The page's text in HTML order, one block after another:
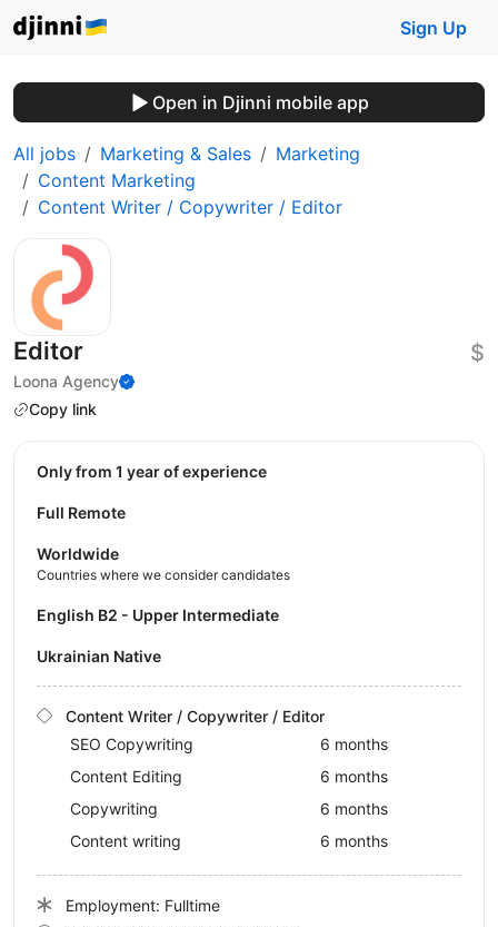
Sign Up
Open in Djinni mobile app
All jobs Marketing & Sales
Marketing
Content Marketing
Content Writer / Copywriter / Editor
Editor
Loona Agency
Copy link
$
Only from 1 year of experience
Full Remote
Worldwide
Countries where we consider candidates
English B2 - Upper Intermediate
Ukrainian Native
Content Writer / Copywriter / Editor
SEO Copywriting
6 months
Content Editing
6 months
Copywriting
6 months
Content writing
6 months
Employment: Fulltime